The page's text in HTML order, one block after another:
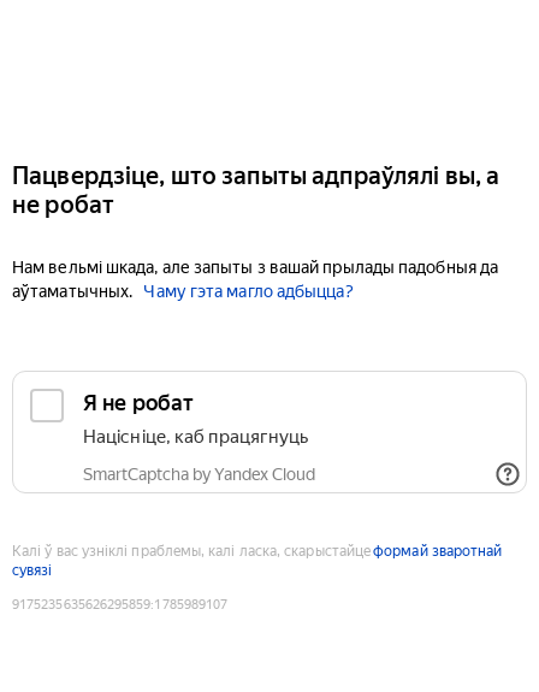
Пацвердзіце, што запыты адпраўлялі вы, а
не робат
Нам вельмі шкада, але запыты з вашай прылады падобныя да
аўтаматычных.
Чаму гэта магло адбыцца?
Я не робат
Націсніце, каб працягнуць
SmartCaptcha by Yandex Cloud
Калі ў вас узніклі праблемы, калі ласка, скарыстайцеформай зваротнай
сувязі
9175235635626295859:1785989107